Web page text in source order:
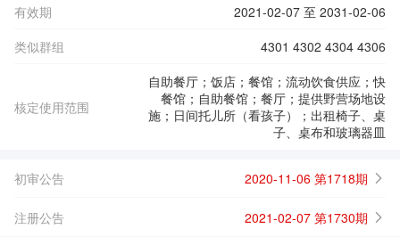
有效期
2021-02-07 至 2031-02-06
类似群组
4301 4302 4304 4306
核定使用范围
自助餐厅；饭店；餐馆；流动饮食供应；快
餐馆；自助餐馆；餐厅；提供野营场地设
施；日间托儿所（看孩子）；出租椅子、桌
子、桌布和玻璃器皿
初审公告 2020-11-06 第1718期
注册公告 2021-02-07 第1730期